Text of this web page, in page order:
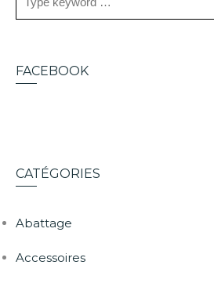
FACEBOOK
CATÉGORIES
Abattage
Accessoires